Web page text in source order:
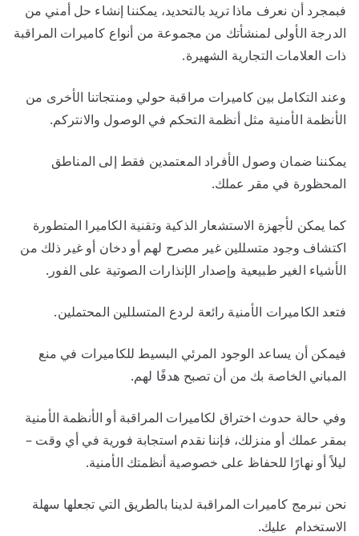
فبمجرد أن نعرف ماذا تريد بالتحديد، يمكننا إنشاء حل أمني من
الدرجة الأولى لمنشأتك من مجموعة من أنواع كاميرات المراقبة
ذات العلامات التجارية الشهيرة.
وعند التكامل بين كاميرات مراقبة حولي ومنتجاتنا الأخرى من
الأنظمة الأمنية مثل أنظمة التحكم في الوصول والانتركم.
يمكننا ضمان وصول الأفراد المعتمدين فقط إلى المناطق
المحظورة في مقر عملك.
كما يمكن لأجهزة الاستشعار الذكية وتقنية الكاميرا المتطورة
اكتشاف وجود متسللين غير مصرح لهم أو دخان أو غير ذلك من
الأشياء الغير طبيعية وإصدار الإنذارات الصوتية على الفور.
فتعد الكاميرات الأمنية رائعة لردع المتسللين المحتملين.
فيمكن أن يساعد الوجود المرئي البسيط للكاميرات في منع
المباني الخاصة بك من أن تصبح هدفًا لهم.
وفي حالة حدوث اختراق لكاميرات المراقبة أو الأنظمة الأمنية
بمقر عملك أو منزلك، فإننا نقدم استجابة فورية في أي وقت –
ليلاً أو نهارًا للحفاظ على خصوصية أنظمتك الأمنية.
نحن نبرمج كاميرات المراقبة لدينا بالطريق التي تجعلها سهلة
الاستخدام عليك.